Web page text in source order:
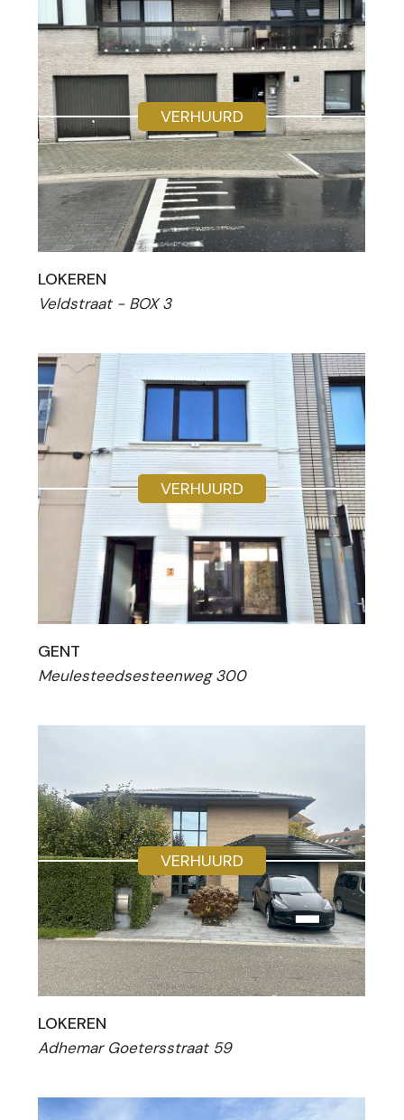
VERHUURD
LOKEREN
Veldstraat - BOX 3
VERHUURD
GENT
Meulesteedsesteenweg 300
VERHUURD
LOKEREN
Adhemar Goetersstraat 59